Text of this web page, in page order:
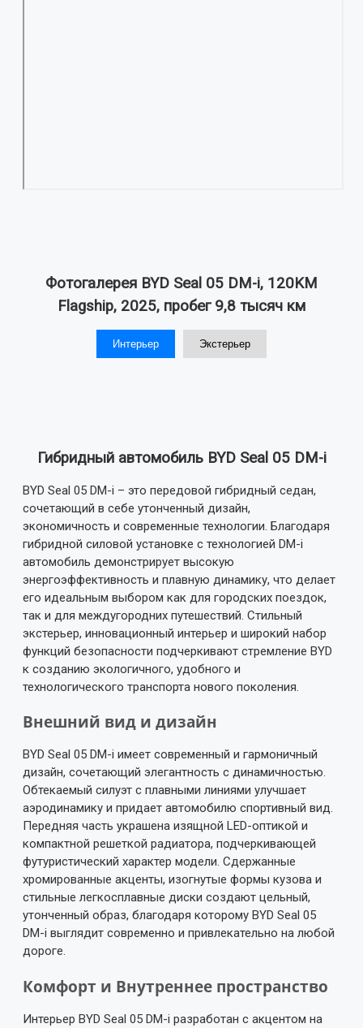
Фотогалерея BYD Seal 05 DM-i, 120KM
Flagship, 2025, пробег 9,8 тысяч км
Интерьер Экстерьер
Гибридный автомобиль BYD Seal 05 DM-i
BYD Seal 05 DM-i – это передовой гибридный седан,
сочетающий в себе утонченный дизайн,
экономичность и современные технологии. Благодаря
гибридной силовой установке с технологией DM-i
автомобиль демонстрирует высокую
энергоэффективность и плавную динамику, что делает
его идеальным выбором как для городских поездок,
так и для междугородних путешествий. Стильный
экстерьер, инновационный интерьер и широкий набор
функций безопасности подчеркивают стремление BYD
к созданию экологичного, удобного и
технологического транспорта нового поколения.
Внешний вид и дизайн
BYD Seal 05 DM-i имеет современный и гармоничный
дизайн, сочетающий элегантность с динамичностью.
Обтекаемый силуэт с плавными линиями улучшает
аэродинамику и придает автомобилю спортивный вид.
Передняя часть украшена изящной LED-оптикой и
компактной решеткой радиатора, подчеркивающей
футуристический характер модели. Сдержанные
хромированные акценты, изогнутые формы кузова и
стильные легкосплавные диски создают цельный,
утонченный образ, благодаря которому BYD Seal 05
DM-i выглядит современно и привлекательно на любой
дороге.
Комфорт и Внутреннее пространство
Интерьер BYD Seal 05 DM-i разработан с акцентом на